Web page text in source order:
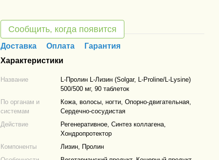
Сообщить, когда появится
Доставка Оплата
Гарантия
Характеристики
Название
L-Пролин L-Лизин (Solgar, L-Proline/L-Lysine)
500/500 мг, 90 таблеток
По органам и
системам
Кожа, волосы, ногти, Опорно-двигательная,
Сердечно-сосудистая
Действие
Регенеративное, Синтез коллагена,
Хондропротектор
Компоненты
Лизин, Пролин